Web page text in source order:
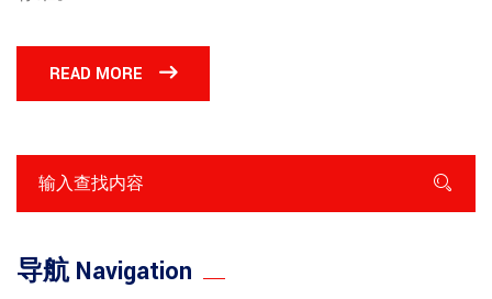
READ MORE
导航 Navigation